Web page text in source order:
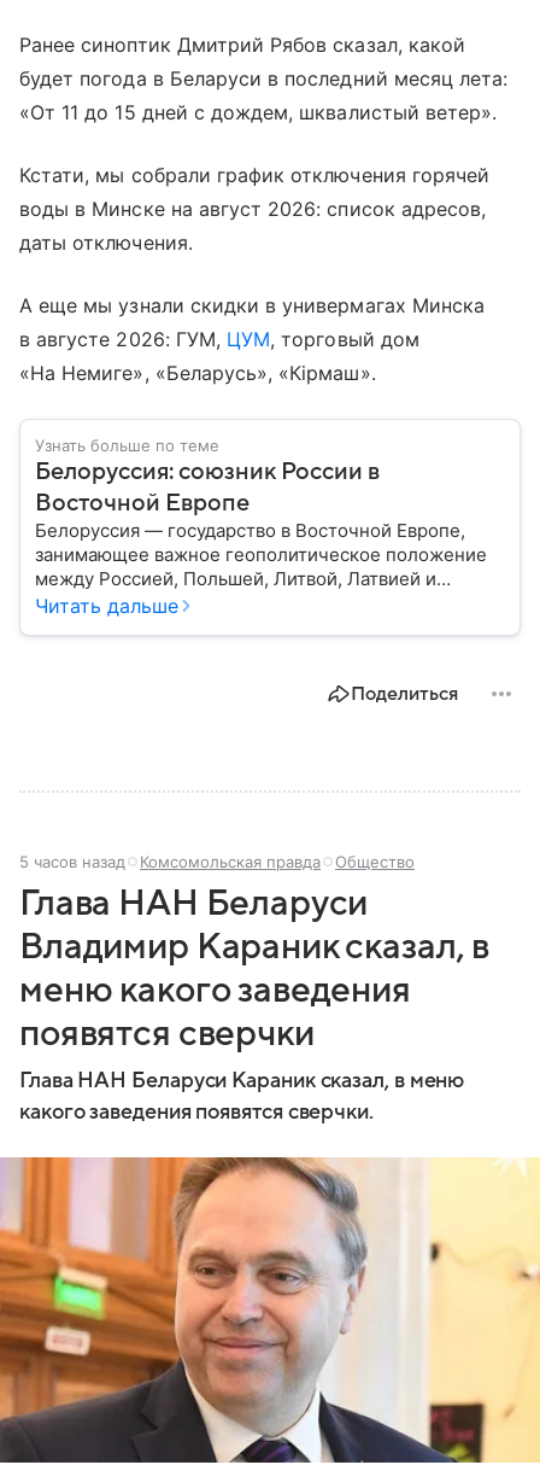
Ранее синоптик Дмитрий Рябов сказал, какой
будет погода в Беларуси в последний месяц лета:
«От 11 до 15 дней с дождем, шквалистый ветер».
Кстати, мы собрали график отключения горячей
воды в Минске на август 2026: список адресов,
даты отключения.
А еще мы узнали скидки в универмагах Минска
в августе 2026: ГУМ, ЦУМ, торговый дом
«На Немиге», «Беларусь», «Кiрмаш».
Узнать больше по теме
Белоруссия: союзник России в
Восточной Европе
Белоруссия — государство в Восточной Европе,
занимающее важное геополитическое положение
между Россией, Польшей, Литвой, Латвией и
Украиной. Несмотря на свою небольшую
Читать дальше
Поделиться
5 часов назад Комсомольская правда Общество
Глава НАН Беларуси
Владимир Караник сказал, в
меню какого заведения
появятся сверчки
Глава НАН Беларуси Караник сказал, в меню
какого заведения появятся сверчки.